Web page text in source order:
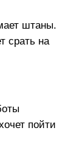
штаны.
срать на
пойти